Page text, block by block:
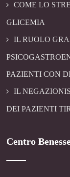
COME LO
GLICEMIA
IL RUOLO
PAZIENTI CON
IL
DEI PAZIENTI
Centro